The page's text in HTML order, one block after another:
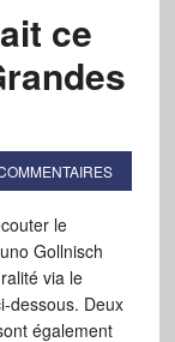
ce
le
Gollnisch
via le
dessous. Deux
également